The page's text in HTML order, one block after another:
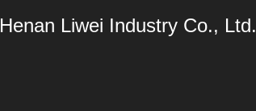
Henan Liwei Industry Co., Ltd.